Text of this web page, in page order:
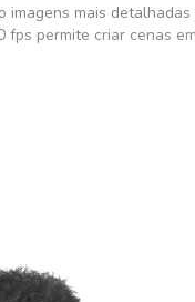
mais
permite criar cenas
quem trabalha com